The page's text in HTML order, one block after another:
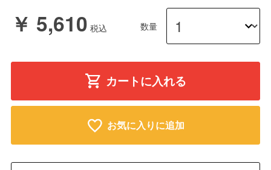
￥ 5,610 数量
カートに入れる
お気に入りに追加